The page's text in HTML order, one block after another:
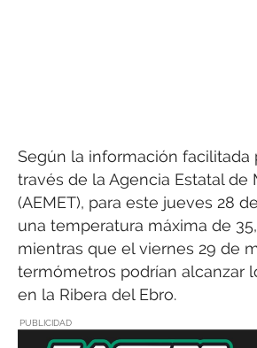
Según la información facilitada
través de la Agencia Estatal de
(AEMET), para este jueves 28
una temperatura máxima de
mientras que el viernes 29 de
termómetros podrían alcanzar
en la Ribera del Ebro.
PUBLICIDAD